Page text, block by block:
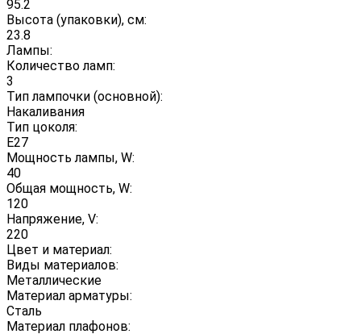
95.2
Высота (упаковки), см:
23.8
Лампы:
Количество ламп:
3
Тип лампочки (основной):
Накаливания
Тип цоколя:
E27
Мощность лампы, W:
40
Общая мощность, W:
120
Напряжение, V:
220
Цвет и материал:
Виды материалов:
Металлические
Материал арматуры:
Сталь
Материал плафонов: